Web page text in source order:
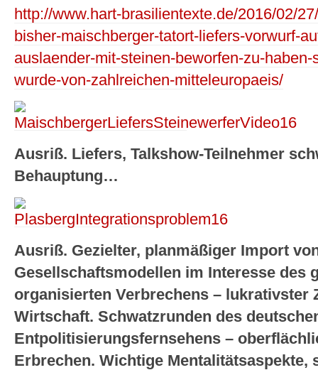
http://www.hart-brasilientexte.de/2016/02/
bisher-maischberger-tatort-liefers-vorwurf-
auslaender-mit-steinen-beworfen-zu-
wurde-von-zahlreichen-mitteleuropaeis/
Ausriß. Liefers, Talkshow-Teilnehmer
Behauptung…
Ausriß. Gezielter, planmäßiger Import
Gesellschaftsmodellen im Interesse des
organisierten Verbrechens – lukrativster
Wirtschaft. Schwatzrunden des
Entpolitisierungsfernsehens –
Erbrechen. Wichtige Mentalitätsaspekte,